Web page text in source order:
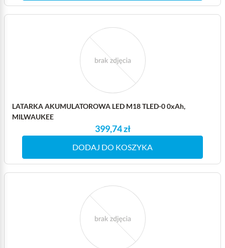
LATARKA AKUMULATOROWA LED M18 TLED-0 0xAh,
MILWAUKEE
399,74 zł
DODAJ DO KOSZYKA